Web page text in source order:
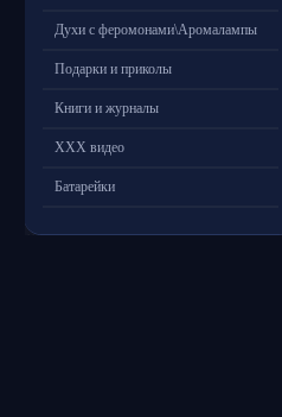
Духи с феромонами\Аромалампы
Подарки и приколы
Книги и журналы
ХХХ видео
Батарейки